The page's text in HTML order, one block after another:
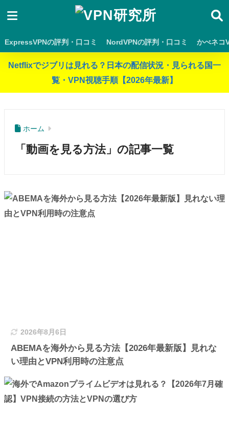
ExpressVPNの評判・口コミ NordVPNの評判・口コミ かべネコ
Netflixでジブリは見れる？日本の配信状況・見られる国一
覧・VPN視聴手順【2026年最新】
ホーム
「動画を見る方法」の記事一覧
2026年8月6日
ABEMAを海外から見る方法【2026年最新版】見れな
い理由とVPN利用時の注意点